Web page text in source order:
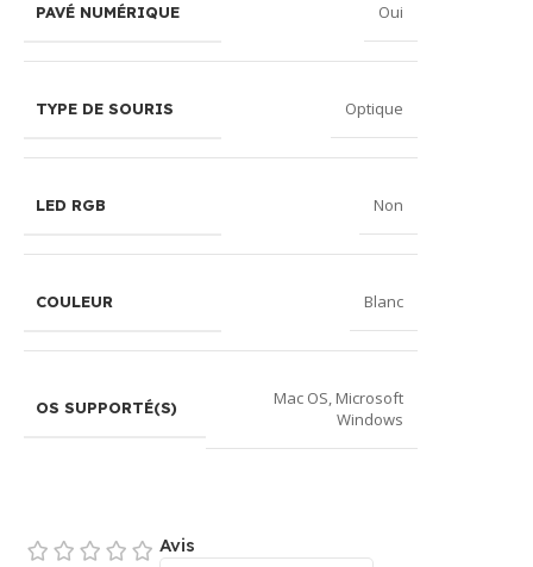
PAVÉ NUMÉRIQUE Oui
TYPE DE SOURIS Optique
LED RGB Non
COULEUR Blanc
OS SUPPORTÉ(S) Mac OS, Microsoft
Windows
Avis